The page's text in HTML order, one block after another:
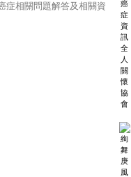
症相關問題解答及相關資